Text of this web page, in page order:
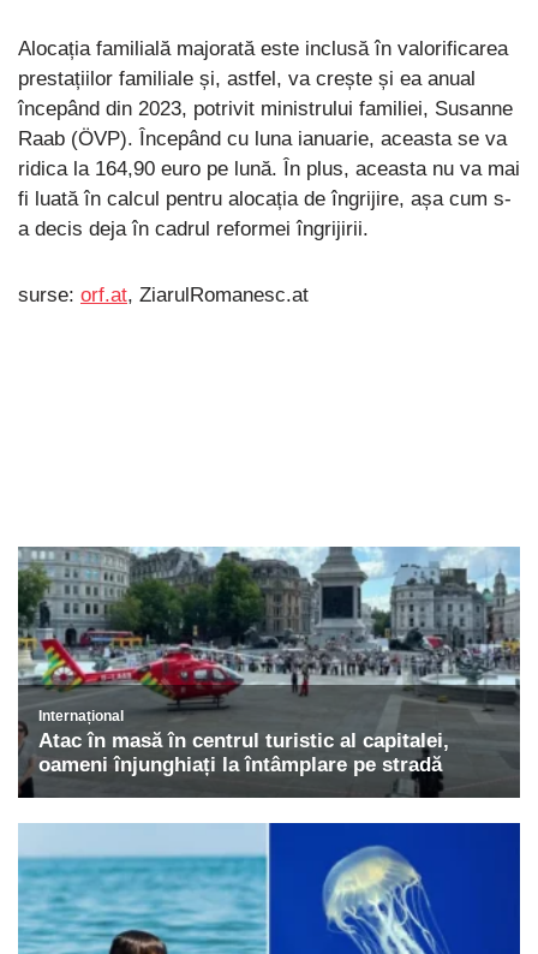
Alocația familială majorată este inclusă în valorificarea
prestațiilor familiale și, astfel, va crește și ea anual
începând din 2023, potrivit ministrului familiei, Susanne
Raab (ÖVP). Începând cu luna ianuarie, aceasta se va
ridica la 164,90 euro pe lună. În plus, aceasta nu va mai
fi luată în calcul pentru alocația de îngrijire, așa cum s-
a decis deja în cadrul reformei îngrijirii.
surse: orf.at, ZiarulRomanesc.at